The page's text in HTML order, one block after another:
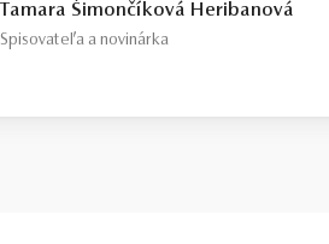
Tamara Šimončíková Heribanová
Spisovateľa a novinárka